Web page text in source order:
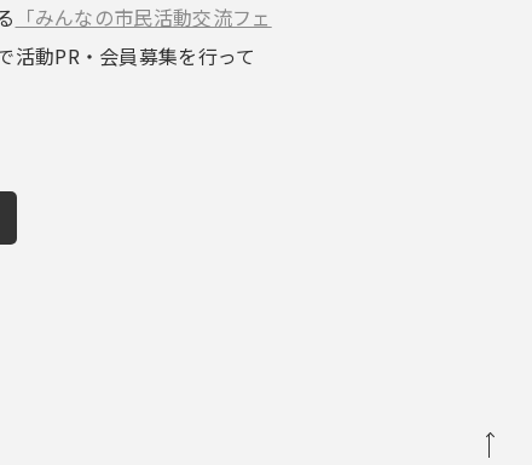
「みんなの市民活動交流フェ
活動PR・会員募集を行って